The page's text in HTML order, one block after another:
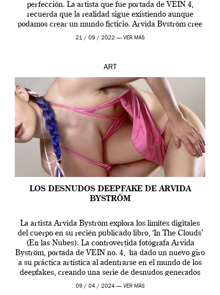
perfección. La artista que fue portada de VEIN 4,
recuerda que la realidad sigue existiendo aunque
podamos crear un mundo ficticio. Arvida Byström cree
que los humanos tienen un complejo […]
21 / 09 / 2022 — VER MÁS
ART
LOS DESNUDOS DEEPFAKE DE ARVIDA
BYSTRÖM
La artista Arvida Byström explora los límites digitales
del cuerpo en su recién publicado libro, ‘In The Clouds’
(En las Nubes). La controvertida fotógrafa Arvida
Byström, portada de VEIN no. 4, ha dado un nuevo giro
a su práctica artística al adentrarse en el mundo de los
deepfakes, creando una serie de desnudos generados
por […]
09 / 04 / 2024 — VER MÁS